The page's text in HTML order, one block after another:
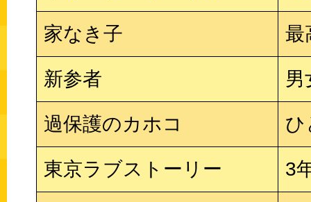
家なき子 最
新参者 男
過保護のカホコ ひ
東京ラブストーリー 3